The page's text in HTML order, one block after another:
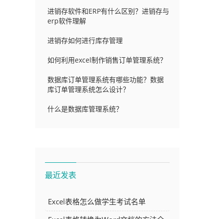
进销存软件和ERP有什么区别？进销存与
erp软件理解
进销存如何进行库存管理
如何利用excel制作销售订单管理系统？
数据库订单管理系统有哪些功能？数据
库订单管理系统怎么设计？
什么是数据库管理系统？
最近发表
Excel表格怎么做学生考试名单